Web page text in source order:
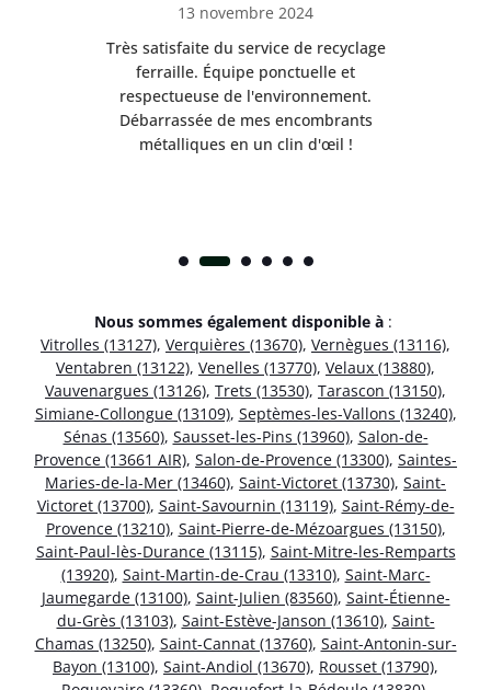
13 novembre 2024
Très satisfaite du service de recyclage
ferraille. Équipe ponctuelle et
respectueuse de l'environnement.
Débarrassée de mes encombrants
métalliques en un clin d'œil !
Nous sommes également disponible à :
Vitrolles (13127), Verquières (13670), Vernègues (13116),
Ventabren (13122), Venelles (13770), Velaux (13880),
Vauvenargues (13126), Trets (13530), Tarascon (13150),
Simiane-Collongue (13109), Septèmes-les-Vallons (13240),
Sénas (13560), Sausset-les-Pins (13960), Salon-de-
Provence (13661 AIR), Salon-de-Provence (13300), Saintes-
Maries-de-la-Mer (13460), Saint-Victoret (13730), Saint-
Victoret (13700), Saint-Savournin (13119), Saint-Rémy-de-
Provence (13210), Saint-Pierre-de-Mézoargues (13150),
Saint-Paul-lès-Durance (13115), Saint-Mitre-les-Remparts
(13920), Saint-Martin-de-Crau (13310), Saint-Marc-
Jaumegarde (13100), Saint-Julien (83560), Saint-Étienne-
du-Grès (13103), Saint-Estève-Janson (13610), Saint-
Chamas (13250), Saint-Cannat (13760), Saint-Antonin-sur-
Bayon (13100), Saint-Andiol (13670), Rousset (13790),